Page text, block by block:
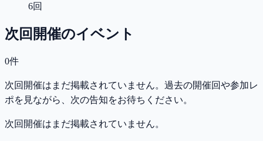
6回
次回開催のイベント
0件
次回開催はまだ掲載されていません。過去の開催回や参加レ
ポを見ながら、次の告知をお待ちください。
次回開催はまだ掲載されていません。